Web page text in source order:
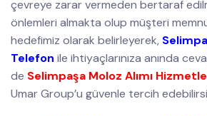
çevreye zarar vermeden bertaraf
önlemleri almakta olup müşteri
hedefimiz olarak belirleyerek,
Telefon ile ihtiyaçlarınıza anında
de Selimpaşa Moloz Alımı
Umar Group’u güvenle tercih